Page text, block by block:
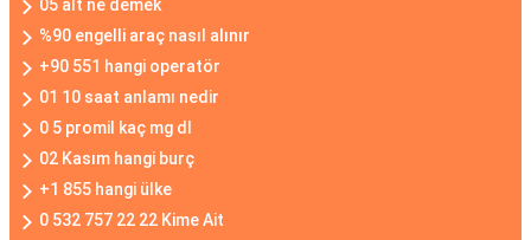
05 alt ne demek
%90 engelli araç nasıl alınır
+90 551 hangi operatör
01 10 saat anlamı nedir
0 5 promil kaç mg dl
02 Kasım hangi burç
+1 855 hangi ülke
0 532 757 22 22 Kime Ait